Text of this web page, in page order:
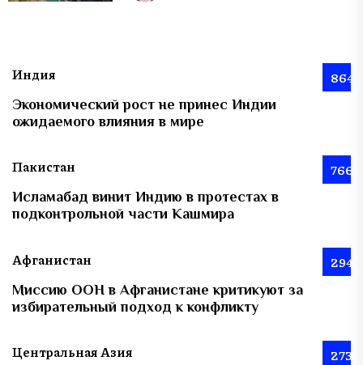
Индия 864
Экономический рост не принес Индии
ожидаемого влияния в мире
Пакистан 766
Исламабад винит Индию в протестах в
подконтрольной части Кашмира
Афганистан 294
Миссию ООН в Афганистане критикуют за
избирательный подход к конфликту
Центральная Азия 273